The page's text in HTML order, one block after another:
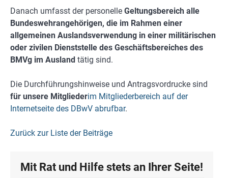
Danach umfasst der personelle Geltungsbereich alle
Bundeswehrangehörigen, die im Rahmen einer
allgemeinen Auslandsverwendung in einer militärischen
oder zivilen Dienststelle des Geschäftsbereiches des
BMVg im Ausland tätig sind.
Die Durchführungshinweise und Antragsvordrucke sind
für unsere Mitgliederim Mitgliederbereich auf der
Internetseite des DBwV abrufbar.
Zurück zur Liste der Beiträge
Mit Rat und Hilfe stets an Ihrer Seite!